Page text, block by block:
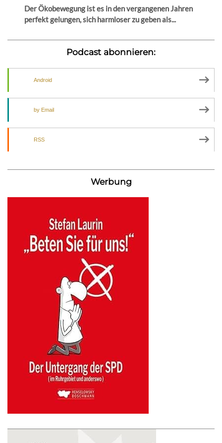
Der Ökobewegung ist es in den vergangenen Jahren
perfekt gelungen, sich harmloser zu geben als...
Podcast abonnieren:
Android
by Email
RSS
Werbung